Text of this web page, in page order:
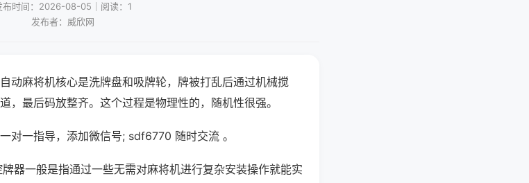
布时间：2026-08-05｜阅读：1
发布者：威欣网
动麻将机核心是洗牌盘和吸牌轮，牌被打乱后通过机械搅
，最后码放整齐。这个过程是物理性的，随机性很强。
对一指导，添加微信号; sdf6770 随时交流 。
器一般是指通过一些无需对麻将机进行复杂安装操作就能实